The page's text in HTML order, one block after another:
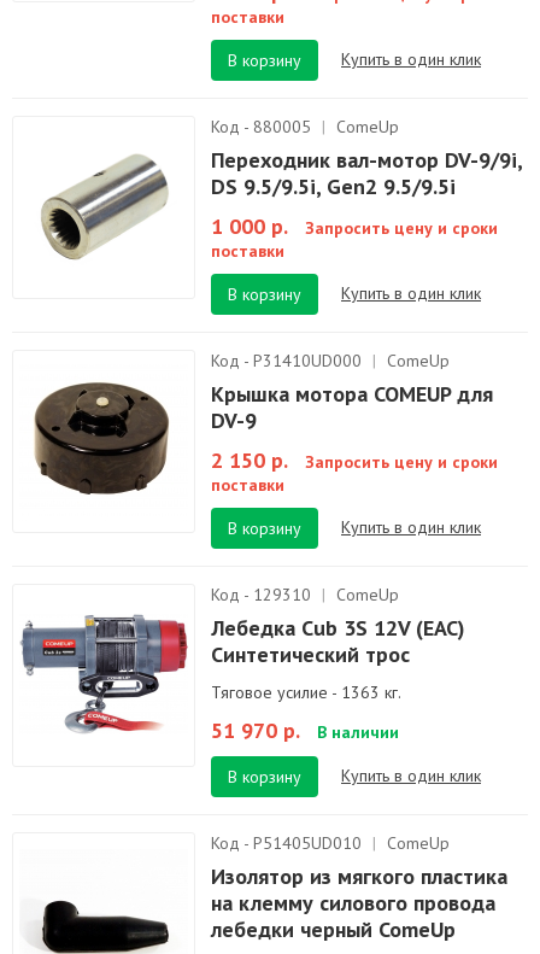
поставки
В корзину
Купить в один клик
Код - 880005 | ComeUp
Переходник вал-мотор DV-9/9i,
DS 9.5/9.5i, Gen2 9.5/9.5i
1 000 р.
Запросить цену и сроки
поставки
В корзину
Купить в один клик
Код - P31410UD000 | ComeUp
Крышка мотора COMEUP для
DV-9
2 150 р.
Запросить цену и сроки
поставки
В корзину
Купить в один клик
Код - 129310 | ComeUp
Лебедка Cub 3S 12V (EAC)
Синтетический трос
Тяговое усилие - 1363 кг.
51 970 р. В наличии
В корзину Купить в один клик
Код - P51405UD010 | ComeUp
Изолятор из мягкого пластика
на клемму силового провода
лебедки черный ComeUp